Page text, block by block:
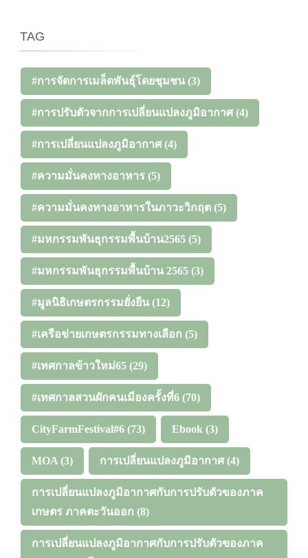
TAG
#การจัดการเมล็ดพันธุ์โดยชุมชน (3)
#การปรับตัวจากการเปลี่ยนแปลงภูมิอากาศ(4)
#การเปลี่ยนแปลงภูมิอากาศ(4)
#ความมั่นคงทางอาหาร (5)
#ความมั่นคงทางอาหารในภาวะวิกฤต (5)
#มหกรรมพันธุกรรมพื้นบ้าน2565 (5)
#มหกรรมพันธุกรรมพื้นบ้าน 2565 (3)
#มูลนิธิเกษตรกรรมยั่งยืน (12)
#เครือข่ายเกษตรกรรมทางเลือก (5)
#เทศกาลข้าวใหม่65 (29)
#เทศกาลสวนผักคนเมืองครั้งที่6 (70)
CityFarmFestival#6 (73) Ebook (3)
MOA (3) การเปลี่ยนแปลงภูมิอากาศ(4)
การเปลี่ยนแปลงภูมิอากาศกับการปรับตัวของภาค
เกษตร ภาคตะวันออก (8)
การเปลี่ยนแปลงภูมิอากาศกับการปรับตัวของภาค